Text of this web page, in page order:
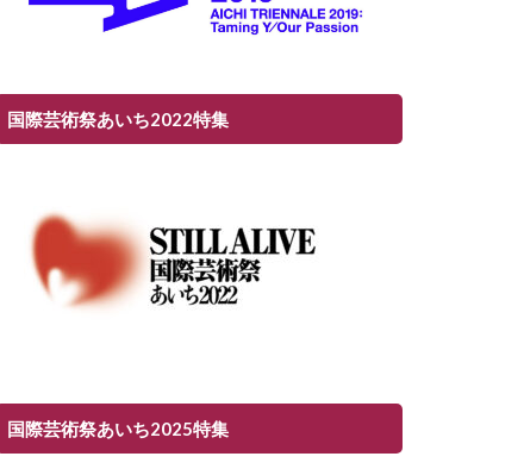
国際芸術祭あいち2022特集
国際芸術祭あいち2025特集